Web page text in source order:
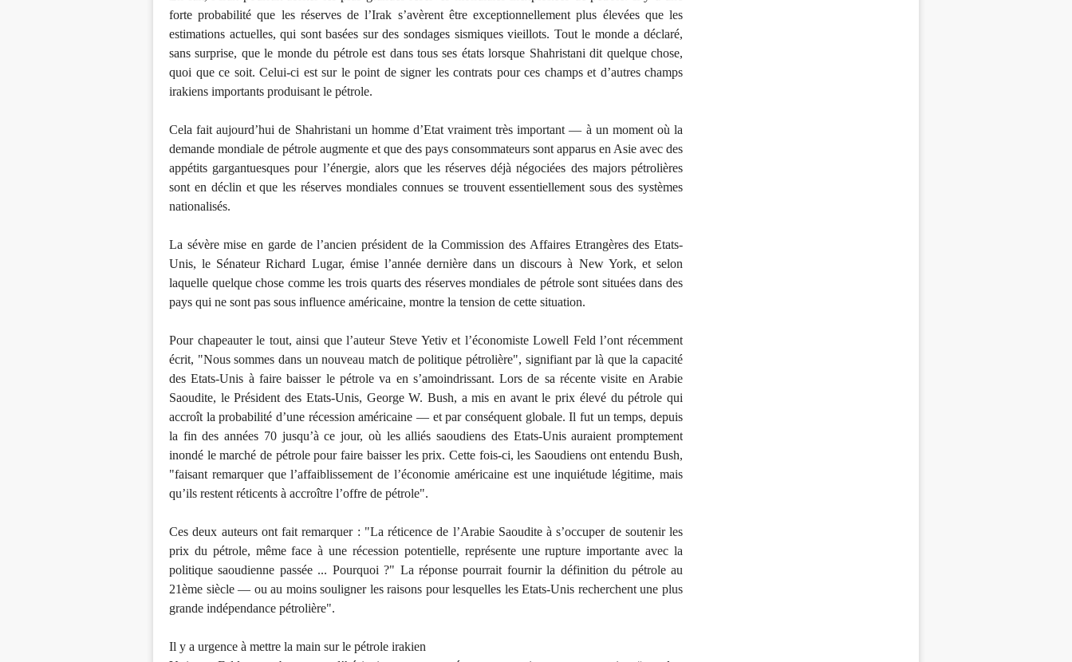
forte probabilité que les réserves de l’Irak s’avèrent être exceptionnellement plus élevées que les
estimations actuelles, qui sont basées sur des sondages sismiques vieillots. Tout le monde a déclaré,
sans surprise, que le monde du pétrole est dans tous ses états lorsque Shahristani dit quelque chose,
quoi que ce soit. Celui-ci est sur le point de signer les contrats pour ces champs et d’autres champs
irakiens importants produisant le pétrole.
Cela fait aujourd’hui de Shahristani un homme d’Etat vraiment très important — à un moment où la
demande mondiale de pétrole augmente et que des pays consommateurs sont apparus en Asie avec des
appétits gargantuesques pour l’énergie, alors que les réserves déjà négociées des majors pétrolières
sont en déclin et que les réserves mondiales connues se trouvent essentiellement sous des systèmes
nationalisés.
La sévère mise en garde de l’ancien président de la Commission des Affaires Etrangères des Etats-
Unis, le Sénateur Richard Lugar, émise l’année dernière dans un discours à New York, et selon
laquelle quelque chose comme les trois quarts des réserves mondiales de pétrole sont situées dans des
pays qui ne sont pas sous influence américaine, montre la tension de cette situation.
Pour chapeauter le tout, ainsi que l’auteur Steve Yetiv et l’économiste Lowell Feld l’ont récemment
écrit, "Nous sommes dans un nouveau match de politique pétrolière", signifiant par là que la capacité
des Etats-Unis à faire baisser le pétrole va en s’amoindrissant. Lors de sa récente visite en Arabie
Saoudite, le Président des Etats-Unis, George W. Bush, a mis en avant le prix élevé du pétrole qui
accroît la probabilité d’une récession américaine — et par conséquent globale. Il fut un temps, depuis
la fin des années 70 jusqu’à ce jour, où les alliés saoudiens des Etats-Unis auraient promptement
inondé le marché de pétrole pour faire baisser les prix. Cette fois-ci, les Saoudiens ont entendu Bush,
"faisant remarquer que l’affaiblissement de l’économie américaine est une inquiétude légitime, mais
qu’ils restent réticents à accroître l’offre de pétrole".
Ces deux auteurs ont fait remarquer : "La réticence de l’Arabie Saoudite à s’occuper de soutenir les
prix du pétrole, même face à une récession potentielle, représente une rupture importante avec la
politique saoudienne passée ... Pourquoi ?" La réponse pourrait fournir la définition du pétrole au
21ème siècle — ou au moins souligner les raisons pour lesquelles les Etats-Unis recherchent une plus
grande indépendance pétrolière".
Il y a urgence à mettre la main sur le pétrole irakien